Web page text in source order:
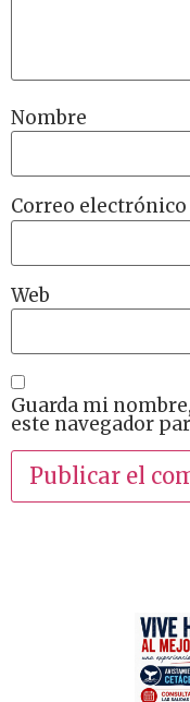
Nombre
Correo electrónico
Web
Guarda mi
este navegador